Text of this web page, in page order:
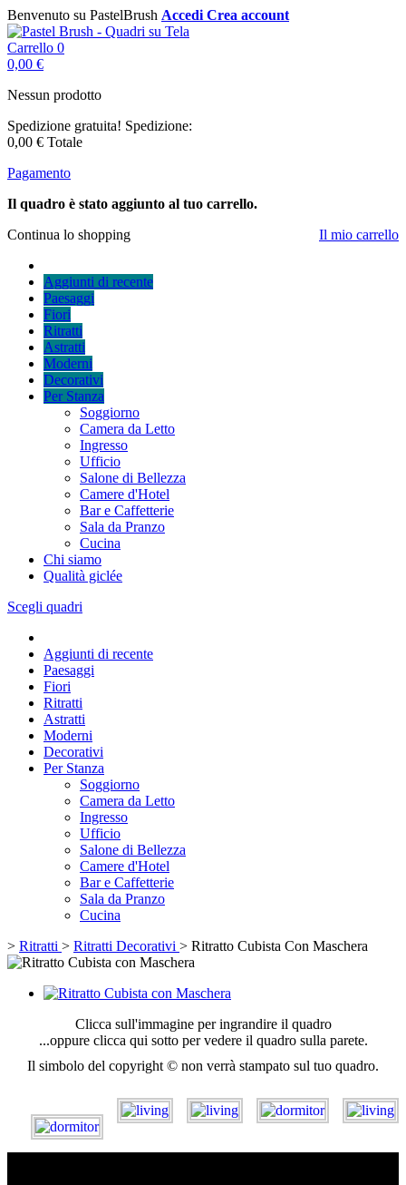
Benvenuto su PastelBrush Accedi Crea account
Carrello 0
0,00 €
Nessun prodotto
Spedizione gratuita! Spedizione:
0,00 € Totale
Pagamento
Il quadro è stato aggiunto al tuo carrello.
Continua lo shopping
Il mio carrello
Aggiunti di recente
Paesaggi
Fiori
Ritratti
Astratti
Moderni
Decorativi
Per Stanza
Soggiorno
Camera da Letto
Ingresso
Ufficio
Salone di Bellezza
Camere d'Hotel
Bar e Caffetterie
Sala da Pranzo
Cucina
Chi siamo
Qualità giclée
Scegli quadri
Aggiunti di recente
Paesaggi
Fiori
Ritratti
Astratti
Moderni
Decorativi
Per Stanza
Soggiorno
Camera da Letto
Ingresso
Ufficio
Salone di Bellezza
Camere d'Hotel
Bar e Caffetterie
Sala da Pranzo
Cucina
> Ritratti > Ritratti Decorativi > Ritratto Cubista Con Maschera
Clicca sull'immagine per ingrandire il quadro
...oppure clicca qui sotto per vedere il quadro sulla parete.
Il simbolo del copyright © non verrà stampato sul tuo quadro.